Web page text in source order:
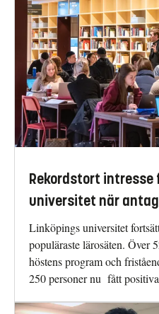
Rekordstort intresse
universitet när
Linköpings universitet
populäraste lärosäten. Över
höstens program och
250 personer nu fått